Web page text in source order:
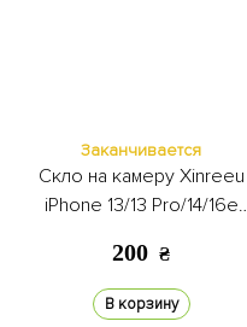
Заканчивается
Скло на камеру Xinreeu
iPhone 13/13 Pro/14/16e
200 ₴
В корзину